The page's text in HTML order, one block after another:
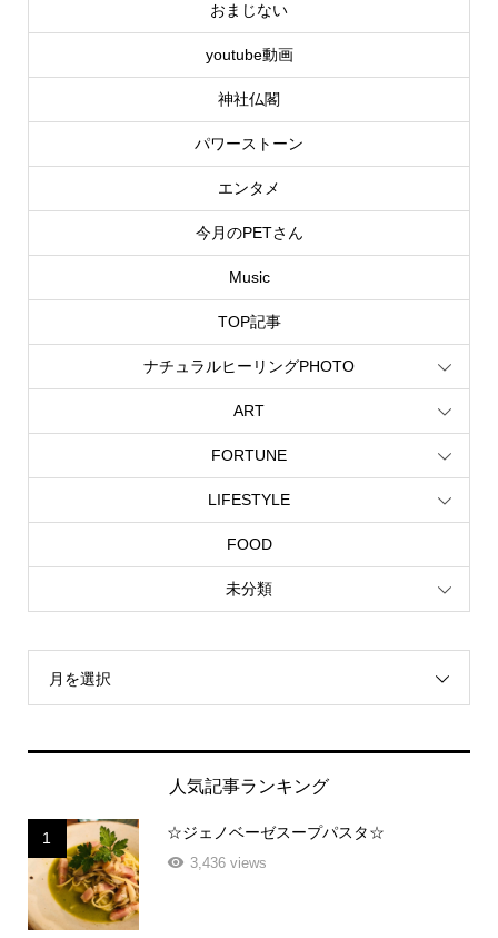
おまじない
youtube動画
神社仏閣
パワーストーン
エンタメ
今月のPETさん
Music
TOP記事
ナチュラルヒーリングPHOTO
ART
FORTUNE
LIFESTYLE
FOOD
未分類
月を選択
人気記事ランキング
1 ☆ジェノベーゼスープパスタ☆
3,436 views